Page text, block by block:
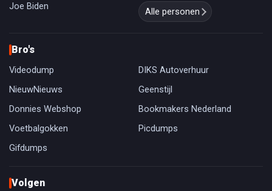
Joe Biden
Alle personen
Bro's
Videodump
DIKS Autoverhuur
NieuwNieuws
Geenstijl
Donnies Webshop
Bookmakers Nederland
Voetbalgokken
Picdumps
Gifdumps
Volgen